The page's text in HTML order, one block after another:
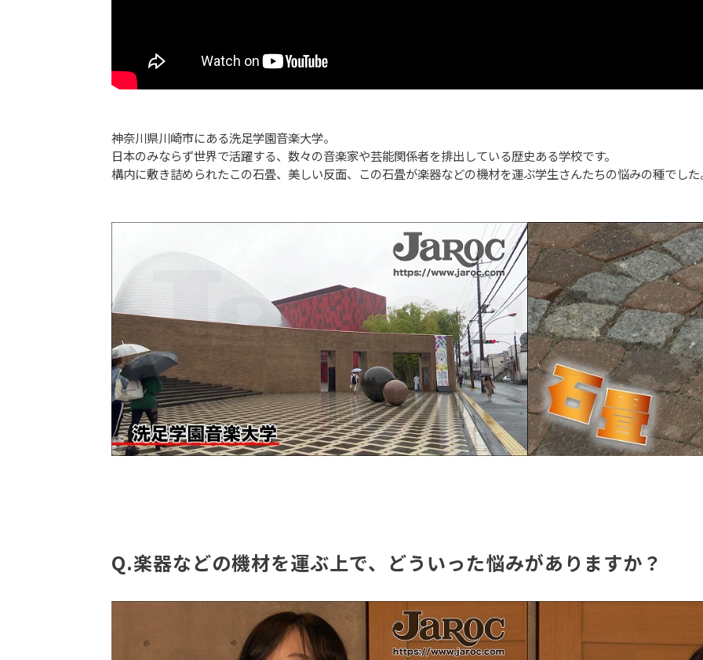
神奈川県川崎市にある洗足学園音楽大学。
日本のみならず世界で活躍する、数々の音楽家や芸能関係者を排出している歴史ある学校です。
構内に敷き詰められたこの石畳、美しい反面、この石畳が楽器などの機材を運ぶ学生さんたちの悩みの種でした
Q.楽器などの機材を運ぶ上で、どういった悩みがありますか？